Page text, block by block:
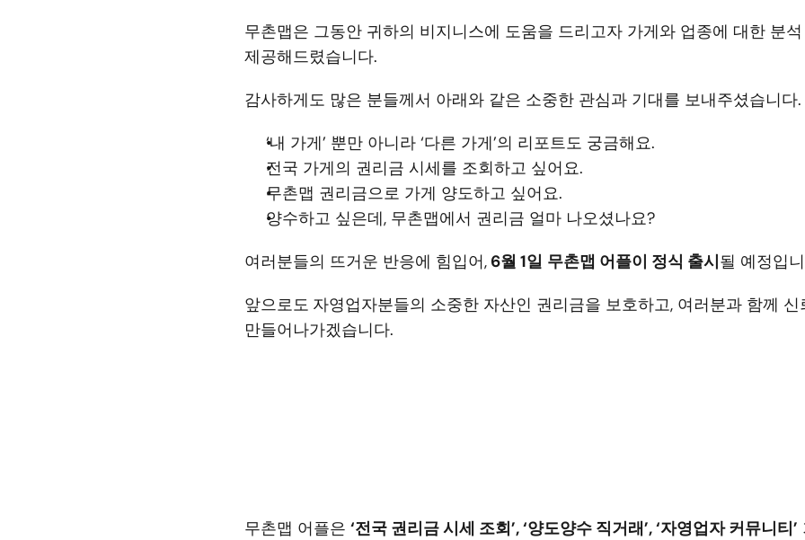
무촌맵은 그동안 귀하의 비지니스에 도움을 드리고자 가게와 업종에 대한 분
제공해드렸습니다.
감사하게도 많은 분들께서 아래와 같은 소중한 관심과 기대를 보내주셨습니다.
‘내 가게’ 뿐만 아니라 ‘다른 가게’의 리포트도 궁금해요.
전국 가게의 권리금 시세를 조회하고 싶어요.
무촌맵 권리금으로 가게 양도하고 싶어요.
양수하고 싶은데, 무촌맵에서 권리금 얼마 나오셨나요?
여러분들의 뜨거운 반응에 힘입어, 6월 1일 무촌맵 어플이 정식 출시될 예정입
앞으로도 자영업자분들의 소중한 자산인 권리금을 보호하고, 여러분과 함께
만들어나가겠습니다.
무촌맵 어플은 ‘전국 권리금 시세 조회’, ‘양도양수 직거래’, ‘자영업자 커뮤니티’